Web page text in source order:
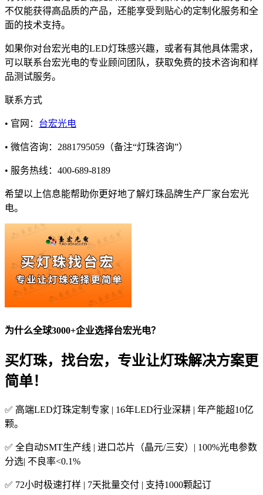
不仅能获得高品质的产品，还能享受到贴心的定制化服务和全
面的技术支持。
如果你对台宏光电的LED灯珠感兴趣，或者有其他具体需求，
可以联系台宏光电的专业顾问团队，获取免费的技术咨询和样
品测试服务。
联系方式
• 官网： 台宏光电
• 微信咨询：2881795059（备注“灯珠咨询”）
• 服务热线：400-689-8189
希望以上信息能帮助你更好地了解灯珠品牌生产厂家台宏光
电。
为什么全球3000+企业选择台宏光电？
买灯珠，找台宏，专业让灯珠解决方案更
简单！
✅ 高端LED灯珠定制专家 | 16年LED行业深耕 | 年产能超10亿
颗。
✅ 全自动SMT生产线 | 进口芯片（晶元/三安）| 100%光电参数
分选| 不良率<0.1%
✅ 72小时极速打样 | 7天批量交付 | 支持1000颗起订